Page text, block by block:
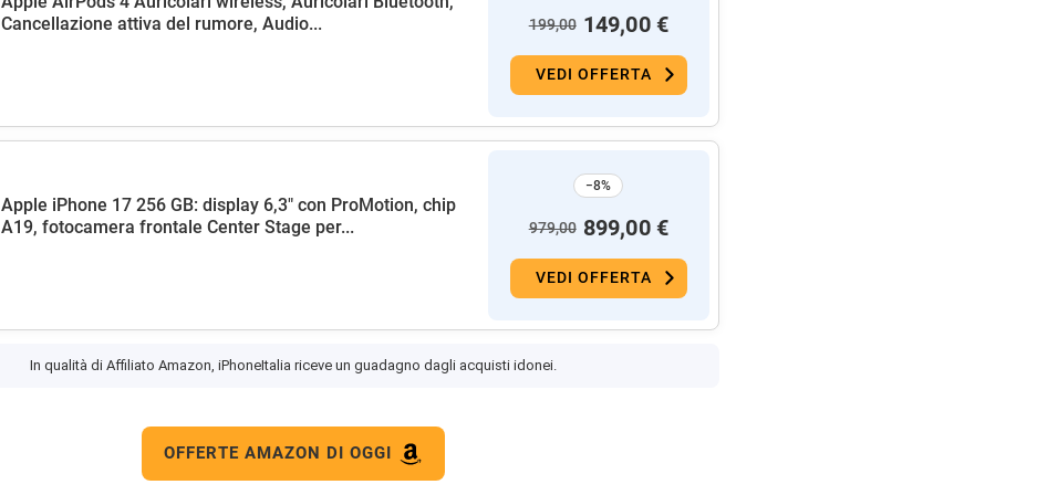
Cancellazione attiva del rumore, Audio...
199,00 149,00 €
VEDI OFFERTA
Apple iPhone 17 256 GB: display 6,3" con ProMotion, chip
A19, fotocamera frontale Center Stage per...
−8%
979,00 899,00 €
VEDI OFFERTA
In qualità di Affiliato Amazon, iPhoneItalia riceve un guadagno dagli acquisti idonei.
OFFERTE AMAZON DI OGGI